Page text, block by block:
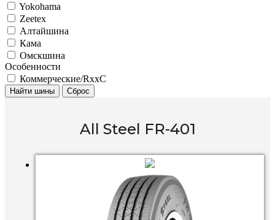
Yokohama
Zeetex
Алтайшина
Кама
Омскшина
Особенности
Коммерческие/RxxC
Найти шины Сброс
All Steel FR-401